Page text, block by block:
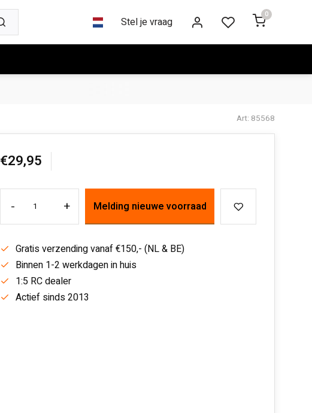
Stel je vraag
0
Art: 85568
€29,95
- + Melding nieuwe voorraad
Gratis verzending vanaf €150,- (NL & BE)
Binnen 1-2 werkdagen in huis
1:5 RC dealer
Actief sinds 2013